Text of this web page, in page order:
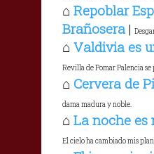
⌂ Repoblar
Brañosera |
⌂ Valdivia es
Revilla de Pomar Palencia
⌂ Cervera de
dama madura y noble.
⌂ La noche es
El cielo ha cambiado mis